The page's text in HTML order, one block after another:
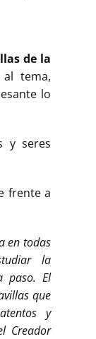
de la
tema,
lo
y seres
frente a
en todas
la
paso. El
que
y
Creador